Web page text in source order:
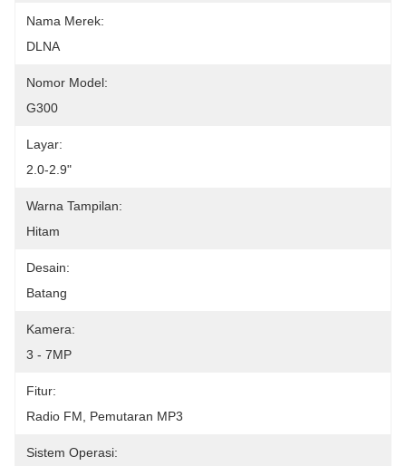
Nama Merek:
DLNA
Nomor Model:
G300
Layar:
2.0-2.9"
Warna Tampilan:
Hitam
Desain:
Batang
Kamera:
3 - 7MP
Fitur:
Radio FM, Pemutaran MP3
Sistem Operasi: